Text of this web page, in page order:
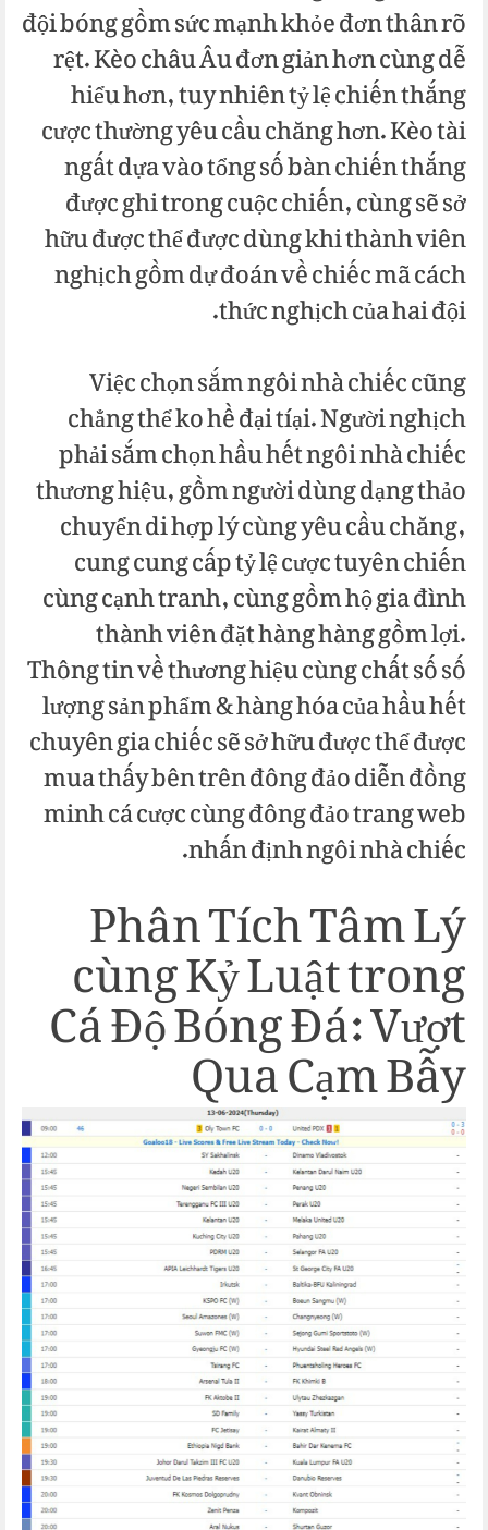
đội bóng gồm sức mạnh khỏe đơn thân rõ
rệt. Kèo châu Âu đơn giản hơn cùng dễ
hiểu hơn, tuy nhiên tỷ lệ chiến thắng
cược thường yêu cầu chăng hơn. Kèo tài
ngất dựa vào tổng số bàn chiến thắng
được ghi trong cuộc chiến, cùng sẽ sở
hữu được thể được dùng khi thành viên
nghịch gồm dự đoán về chiếc mã cách
thức nghịch của hai đội.
Việc chọn sắm ngôi nhà chiếc cũng
chẳng thể ko hề đại tíại. Người nghịch
phải sắm chọn hầu hết ngôi nhà chiếc
thương hiệu, gồm người dùng dạng thảo
chuyển di hợp lý cùng yêu cầu chăng,
cung cung cấp tỷ lệ cược tuyên chiến
cùng cạnh tranh, cùng gồm hộ gia đình
thành viên đặt hàng hàng gồm lợi.
Thông tin về thương hiệu cùng chất số số
lượng sản phẩm & hàng hóa của hầu hết
chuyên gia chiếc sẽ sở hữu được thể được
mua thấy bên trên đông đảo diễn đồng
minh cá cược cùng đông đảo trang web
nhấn định ngôi nhà chiếc.
Phân Tích Tâm Lý
cùng Kỷ Luật trong
Cá Độ Bóng Đá: Vượt
Qua Cạm Bẫy